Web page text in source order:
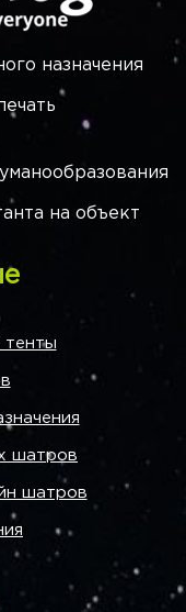
назначения
на объект
тенты
шатров
шатров